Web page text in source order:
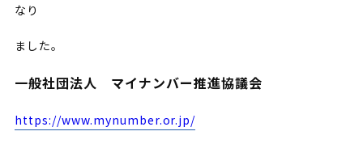
なり
ました。
一般社団法人 マイナンバー推進協議会
https://www.mynumber.or.jp/